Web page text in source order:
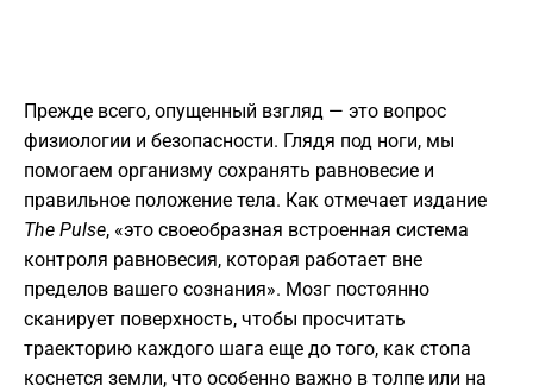
​Прежде всего, опущенный взгляд — это вопрос
физиологии и безопасности. Глядя под ноги, мы
помогаем организму сохранять равновесие и
правильное положение тела. Как отмечает издание
The Pulse, «это своеобразная встроенная система
контроля равновесия, которая работает вне
пределов вашего сознания». Мозг постоянно
сканирует поверхность, чтобы просчитать
траекторию каждого шага еще до того, как стопа
коснется земли, что особенно важно в толпе или на